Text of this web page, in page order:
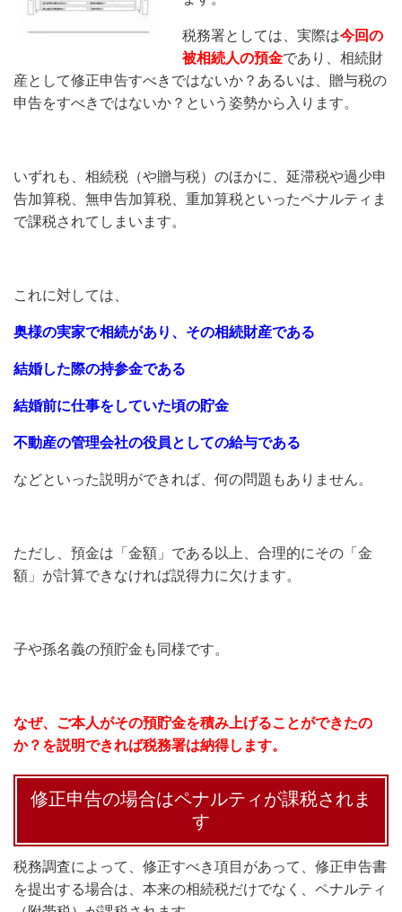
税務署としては、実際は今回の
被相続人の預金であり、相続財
産として修正申告すべきではないか？あるいは、贈与税の
申告をすべきではないか？という姿勢から入ります。
いずれも、相続税（や贈与税）のほかに、延滞税や過少申
告加算税、無申告加算税、重加算税といったペナルティま
で課税されてしまいます。
これに対しては、
奥様の実家で相続があり、その相続財産である
結婚した際の持参金である
結婚前に仕事をしていた頃の貯金
不動産の管理会社の役員としての給与である
などといった説明ができれば、何の問題もありません。
ただし、預金は「金額」である以上、合理的にその「金
額」が計算できなければ説得力に欠けます。
子や孫名義の預貯金も同様です。
なぜ、ご本人がその預貯金を積み上げることができたの
か？を説明できれば税務署は納得します。
修正申告の場合はペナルティが課税されま
す
税務調査によって、修正すべき項目があって、修正申告書
を提出する場合は、本来の相続税だけでなく、ペナルティ